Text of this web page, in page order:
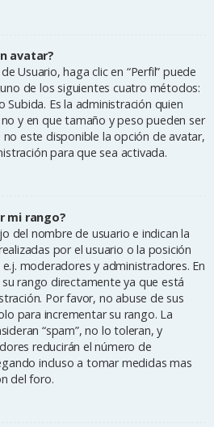
avatar?
Usuario, haga clic en “Perfil” puede
de los siguientes cuatro métodos:
Subida. Es la administración quien
y en que tamaño y peso pueden ser
no este disponible la opción de avatar,
para que sea activada.
mi rango?
del nombre de usuario e indican la
por el usuario o la posición
moderadores y administradores. En
rango directamente ya que está
Por favor, no abuse de sus
para incrementar su rango. La
“spam”, no lo toleran, y
reducirán el número de
incluso a tomar medidas mas
del foro.